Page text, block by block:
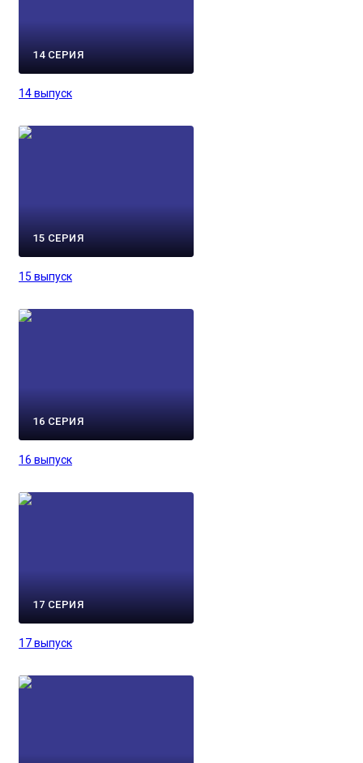
14 СЕРИЯ
14 выпуск
15 СЕРИЯ
15 выпуск
16 СЕРИЯ
16 выпуск
17 СЕРИЯ
17 выпуск